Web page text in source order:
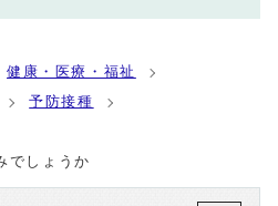
健康・医療・福祉
予防接種
でしょうか